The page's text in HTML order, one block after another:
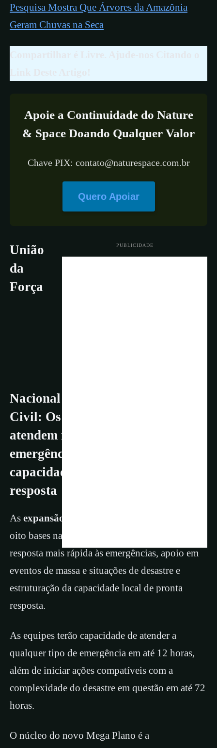
Pesquisa Mostra Que Árvores da Amazônia
Geram Chuvas na Seca
Apoie a Continuidade do Nature
& Space Doando Qualquer Valor
Chave PIX: contato@naturespace.com.br
Quero Apoiar
PUBLICIDADE
União
da
Força
Nacional do SUS e da Defesa
Civil: Os 8 Centros Regionais
atendem mais rápido às
emergências, desastres com
capacidade local de pronta
resposta
As expansão da Força Nacional do SUS
oito bases nas cinco regiões do país, permite
resposta mais rápida às emergências, apoio em
eventos de massa e situações de desastre e
estruturação da capacidade local de pronta
resposta.
As equipes terão capacidade de atender a
qualquer tipo de emergência em até 12 horas,
além de iniciar ações compatíveis com a
complexidade do desastre em questão em até 72
horas.
O núcleo do novo Mega Plano é a